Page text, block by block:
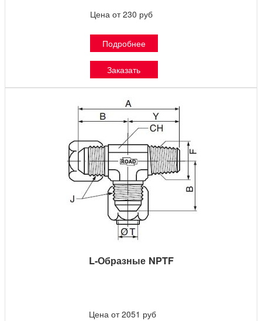
Цена от 230 руб
Подробнее
Заказать
L-Образные NPTF
Цена от 2051 руб